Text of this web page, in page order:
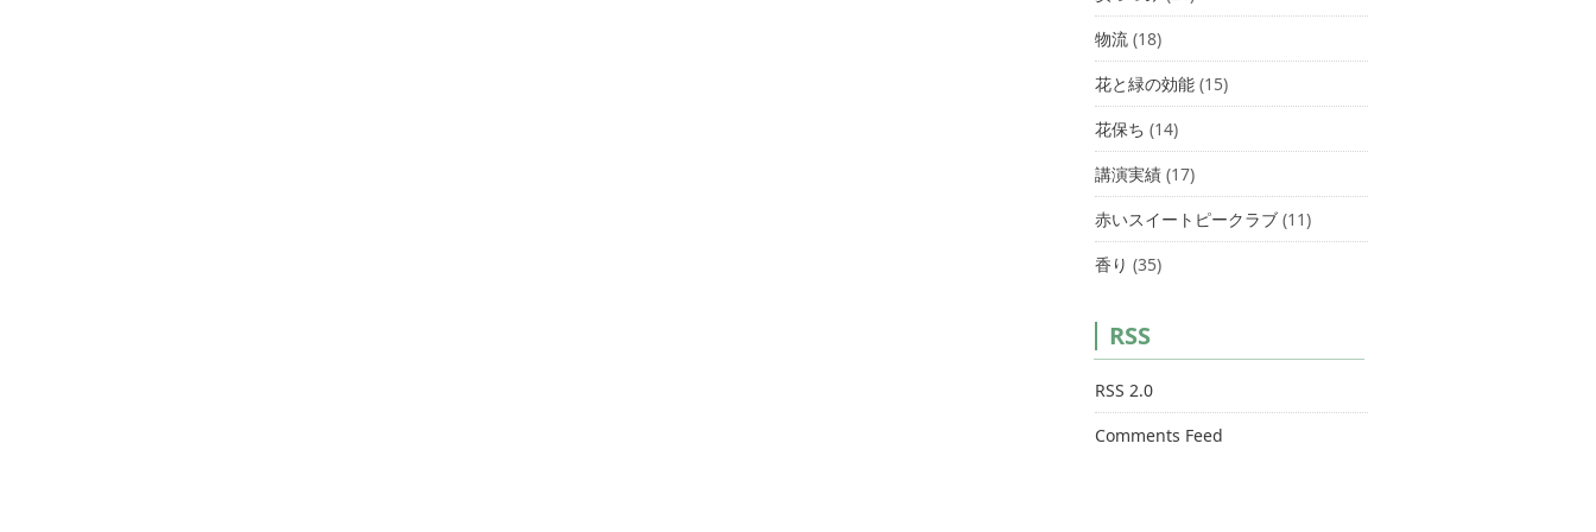
物流 (18)
花と緑の効能 (15)
花保ち (14)
講演実績 (17)
赤いスイートピークラブ (11)
香り (35)
RSS
RSS 2.0
Comments Feed